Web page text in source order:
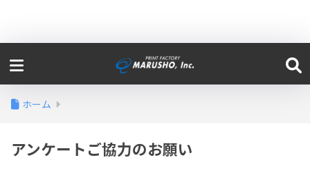
ホーム
アンケートご協力のお願い